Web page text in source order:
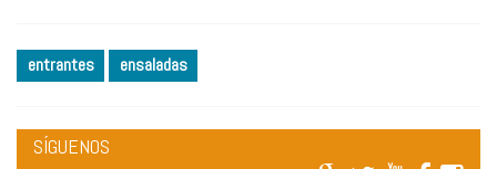
entrantes ensaladas
SÍGUENOS